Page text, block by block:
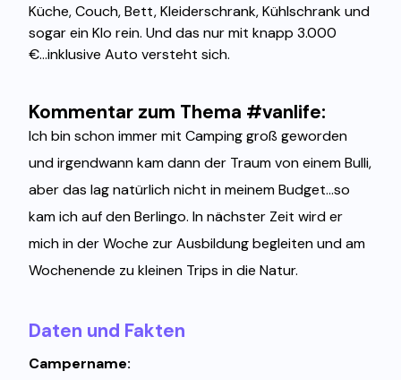
Küche, Couch, Bett, Kleiderschrank, Kühlschrank und
sogar ein Klo rein. Und das nur mit knapp 3.000
€...inklusive Auto versteht sich.
Kommentar zum Thema #vanlife:
Ich bin schon immer mit Camping groß geworden
und irgendwann kam dann der Traum von einem Bulli,
aber das lag natürlich nicht in meinem Budget...so
kam ich auf den Berlingo. In nächster Zeit wird er
mich in der Woche zur Ausbildung begleiten und am
Wochenende zu kleinen Trips in die Natur.
Daten und Fakten
Campername: